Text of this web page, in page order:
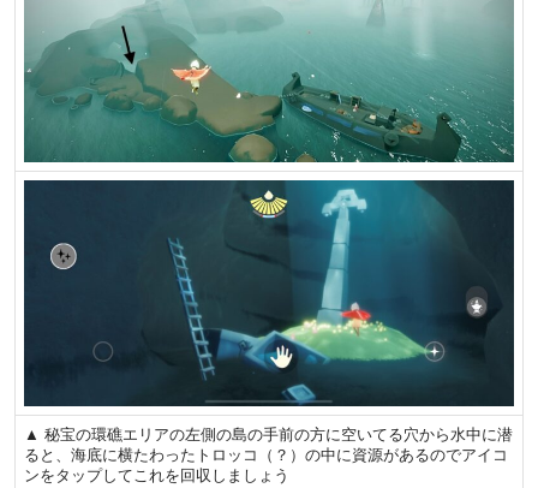
▲ 秘宝の環礁エリアの左側の島の手前の方に空いてる穴から水中に潜
ると、海底に横たわったトロッコ（？）の中に資源があるのでアイコ
ンをタップしてこれを回収しましょう